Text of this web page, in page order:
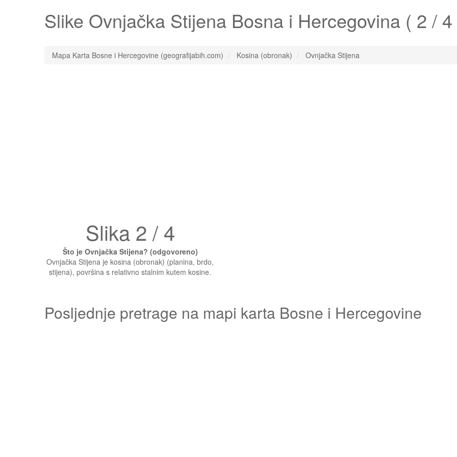
Slike Ovnjačka Stijena Bosna i Hercegovina ( 2 /
Mapa Karta Bosne i Hercegovine (geografijabih.com) Kosina (obronak) Ovnjačka Stijena
Slika 2 / 4
Što je Ovnjačka Stijena? (odgovoreno)
Ovnjačka Stijena je kosina (obronak) (planina, brdo,
stijena), površina s relativno stalnim kutem kosine.
Posljednje pretrage na mapi karta Bosne i Hercegovine